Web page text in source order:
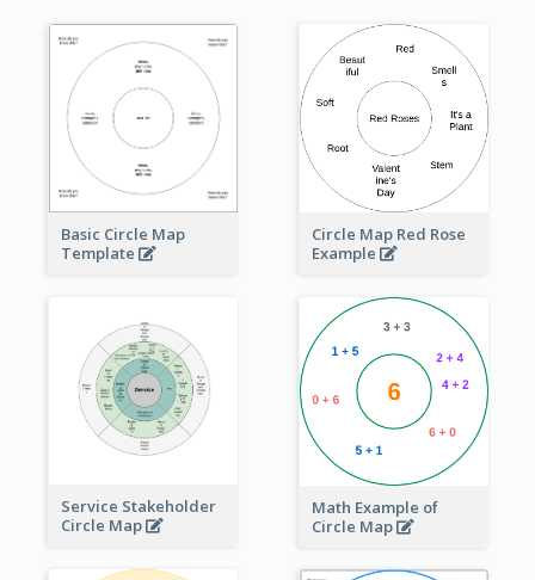
Basic Circle Map
Template
Circle Map Red Rose
Example
Service Stakeholder
Circle Map
Math Example of
Circle Map